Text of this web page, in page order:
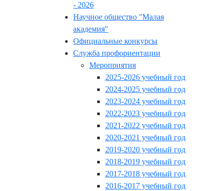
- 2026
Научное общество "Малая
академия"
Официальные конкурсы
Служба профориентации
Мероприятия
2025-2026 учебный год
2024-2025 учебный год
2023-2024 учебный год
2022-2023 учебный год
2021-2022 учебный год
2020-2021 учебный год
2019-2020 учебный год
2018-2019 учебный год
2017-2018 учебный год
2016-2017 учебный год